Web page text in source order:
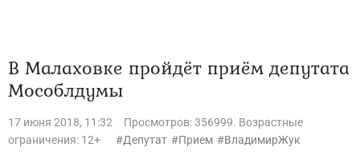
В Малаховке пройдёт приём депутата
Мособлдумы
17 июня 2018, 11:32
Просмотров: 356999. Возрастные
ограничения: 12+
Депутат Прием ВладимирЖук